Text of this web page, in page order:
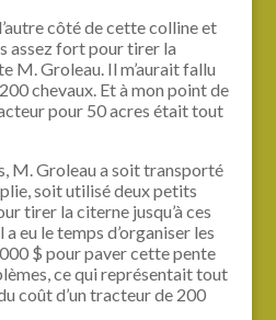
côté de cette colline et
assez fort pour tirer la
M. Groleau. Il m’aurait fallu
chevaux. Et à mon point de
pour 50 acres était tout
M. Groleau a soit transporté
soit utilisé deux petits
tirer la citerne jusqu’à ces
eu le temps d’organiser les
$ pour paver cette pente
ce qui représentait tout
coût d’un tracteur de 200